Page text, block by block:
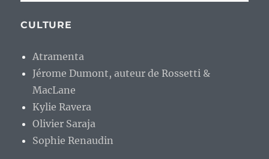
CULTURE
Atramenta
Jérome Dumont, auteur de Rossetti &
MacLane
Kylie Ravera
Olivier Saraja
Sophie Renaudin